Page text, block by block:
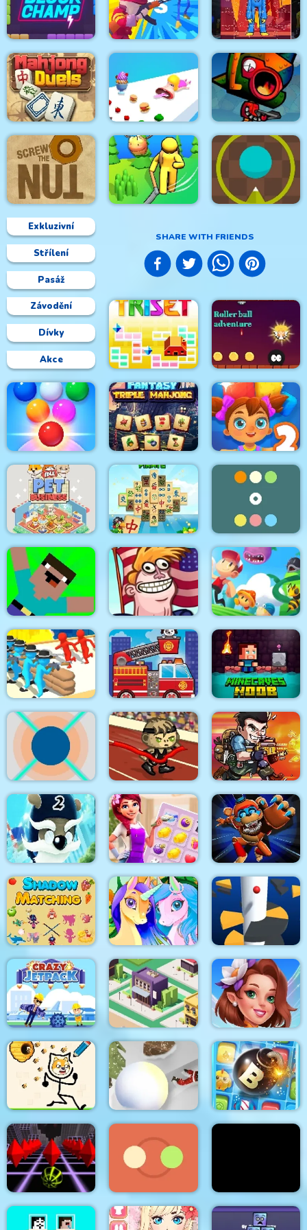
Exkluzivní
Střílení
Pasáž
Závodění
Dívky
Akce
SHARE WITH FRIENDS
Into Space Rage Quit Racer
Hanger 2 HTML5
Censored
Block Champ
Huggy Army
Commander
Huggie Wuggie
Jigsaw
Mahjong Duels Mouth Shift 3D Steam Droid
Screw the Nut Dino Grass Island Green Prickle
Triset.io
Roller Ball
Adventure
Bubble Shooter
Arcade 2
Fantasy Triple
Mahjong
Idle Pet Business
Mahjong Pirate
Plunder Journey
Two Rows Colors
Noob vs Pro Zombi
Apocalypse
TrollFace Quest: USA
2
Super Oscar
Human Evolution
Rush
Fire Trucks
Differences
Minecaves Noob
Adventure
Dalo Awesome Run 2 Metal Black Wars
Ninja Dogs 2
House Design Match
3
Playtime Horror
Monster Ground
Shadow Matching
Kids Learning Game
Pony Friendship Helix Jump
Crazy Jetpack City Idle Tycoon
Fairyland Merge &
Magic
Protect My Dog Snowball Destroyer